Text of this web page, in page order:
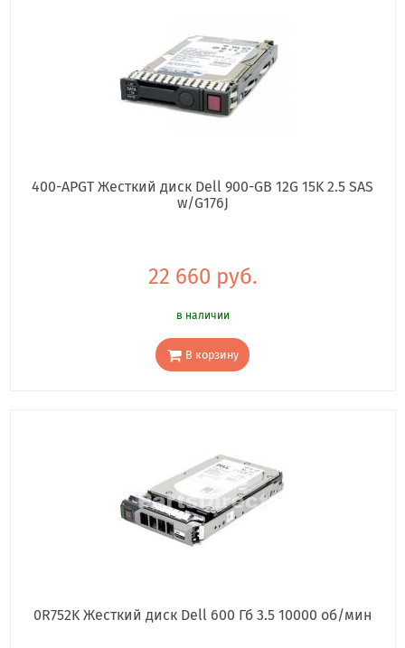
400-APGT Жесткий диск Dell 900-GB 12G 15K 2.5 SAS
w/G176J
22 660 руб.
в наличии
В корзину
0R752K Жесткий диск Dell 600 Гб 3.5 10000 об/мин